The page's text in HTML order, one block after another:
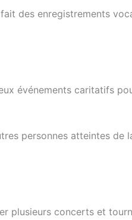
des enregistrements
événements caritatifs
personnes atteintes de
plusieurs concerts et